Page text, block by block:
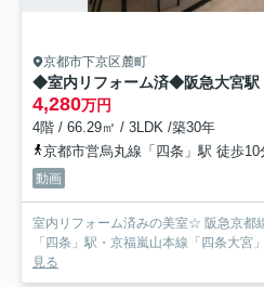
京都市下京区麓町
4,280万円
4階 / 66.29㎡ / 3LDK /築30年
京都市営烏丸線「四条」駅 徒歩10
動画
室内リフォーム済みの美室☆ 阪急京都
「四条」駅・京福嵐山本線「四条大宮
見る